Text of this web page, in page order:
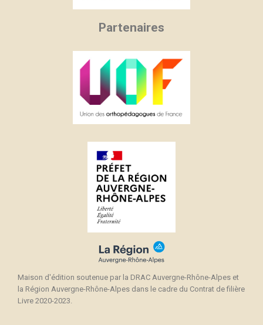
Partenaires
Maison d'édition soutenue par la DRAC Auvergne-Rhône-Alpes et
la Région Auvergne-Rhône-Alpes dans le cadre du Contrat de filière
Livre 2020-2023.